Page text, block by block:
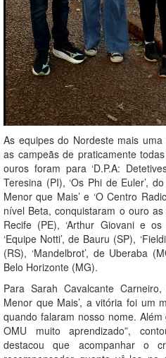
As equipes do Nordeste mais
as campeãs de praticamente
ouros foram para ‘D.P.A:
Teresina (PI), ‘Os Phi de Euler’,
Menor que Mais’ e ‘O Centro
nível Beta, conquistaram o ouro as
Recife (PE), ‘Arthur Giovani e
‘Equipe Notti’, de Bauru (SP),
(RS), ‘Mandelbrot’, de Uberaba
Belo Horizonte (MG).
Para Sarah Cavalcante
Menor que Mais’, a vitória foi um
quando falaram nosso nome.
OMU muito aprendizado”,
destacou que acompanhar o